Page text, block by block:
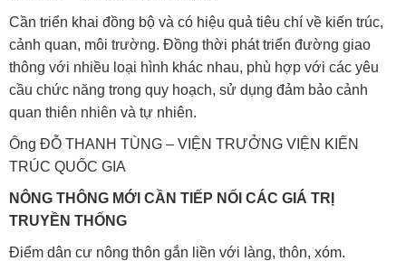
Cần triển khai đồng bộ và có hiệu quả tiêu chí về kiến trúc,
cảnh quan, môi trường. Đồng thời phát triển đường giao
thông với nhiều loại hình khác nhau, phù hợp với các yêu
cầu chức năng trong quy hoạch, sử dụng đảm bảo cảnh
quan thiên nhiên và tự nhiên.
Ông ĐỖ THANH TÙNG – VIỆN TRƯỞNG VIỆN KIẾN
TRÚC QUỐC GIA
NÔNG THÔNG MỚI CẦN TIẾP NỐI CÁC GIÁ TRỊ
TRUYỀN THỐNG
Điểm dân cư nông thôn gắn liền với làng, thôn, xóm.